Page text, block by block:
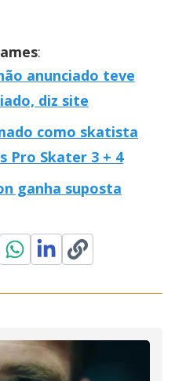
:
anunciado teve
diz site
como skatista
Pro Skater 3 + 4
ganha suposta